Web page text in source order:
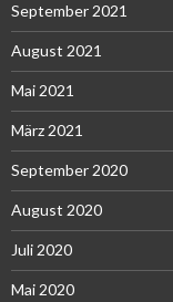
September 2021
August 2021
Mai 2021
März 2021
September 2020
August 2020
Juli 2020
Mai 2020